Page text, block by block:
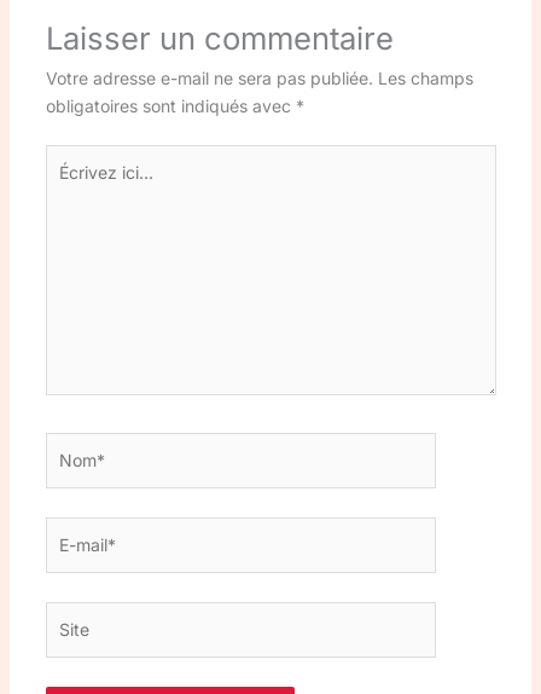
Laisser un commentaire
Votre adresse e-mail ne sera pas publiée. Les champs
obligatoires sont indiqués avec *
Écrivez
ici…
mail*